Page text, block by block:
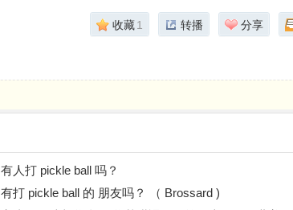
收藏 1 转播 分享
有人打 pickle ball 吗？
有打 pickle ball 的 朋友吗？ （ Brossard )